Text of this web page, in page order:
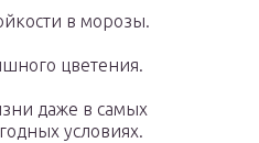
в морозы.
цветения.
даже в самых
условиях.